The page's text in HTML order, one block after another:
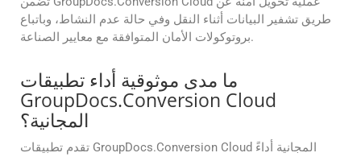
طريق تشفير البيانات أثناء النقل وفي حالة عدم النشاط، وباتباع
بروتوكولات الأمان المتوافقة مع معايير الصناعة.
ما مدى موثوقية أداء تطبيقات
GroupDocs.Conversion Cloud
المجانية؟
تقدم تطبيقات GroupDocs.Conversion Cloud المجانية أداءً